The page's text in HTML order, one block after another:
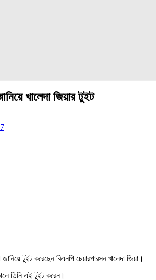
খালেদা জিয়ার টুইট
জানিয়ে টুইট করেছেন বিএনপি চেয়ারপারসন খালেদা জিয়া।
তিনি এই টুইট করেন।